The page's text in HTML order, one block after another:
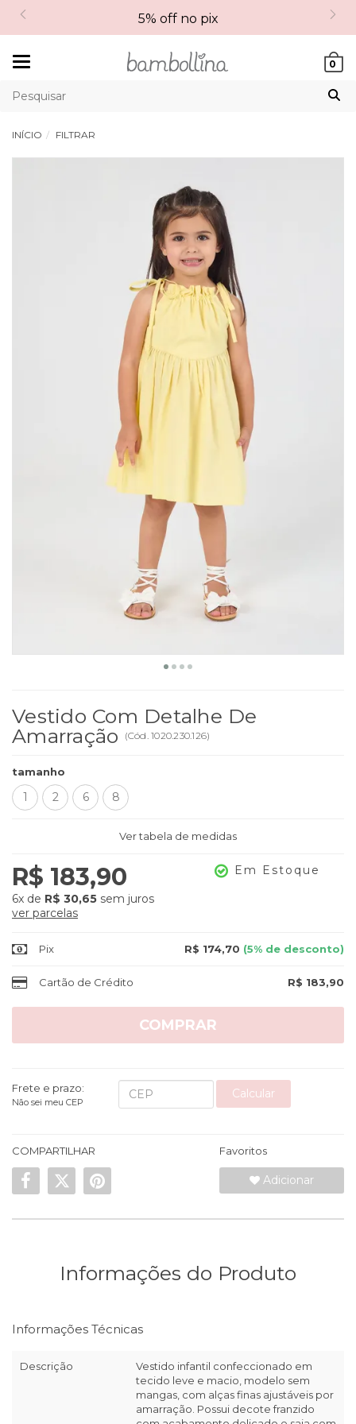
5% off no pix
0
INÍCIO FILTRAR
Vestido Com Detalhe De
Amarração
(Cód. 1020.230.126)
tamanho
1 2 6 8
Ver tabela de medidas
R$ 183,90
6x de R$ 30,65 sem juros
ver parcelas
Em Estoque
Pix R$ 174,70 (5% de desconto)
Cartão de Crédito R$ 183,90
COMPRAR
Frete e prazo:
Não sei meu CEP
Calcular
COMPARTILHAR Favoritos
Adicionar
Informações do Produto
Informações Técnicas
Descrição
Vestido infantil confeccionado em
tecido leve e macio, modelo sem
mangas, com alças finas ajustáveis por
amarração. Possui decote franzido